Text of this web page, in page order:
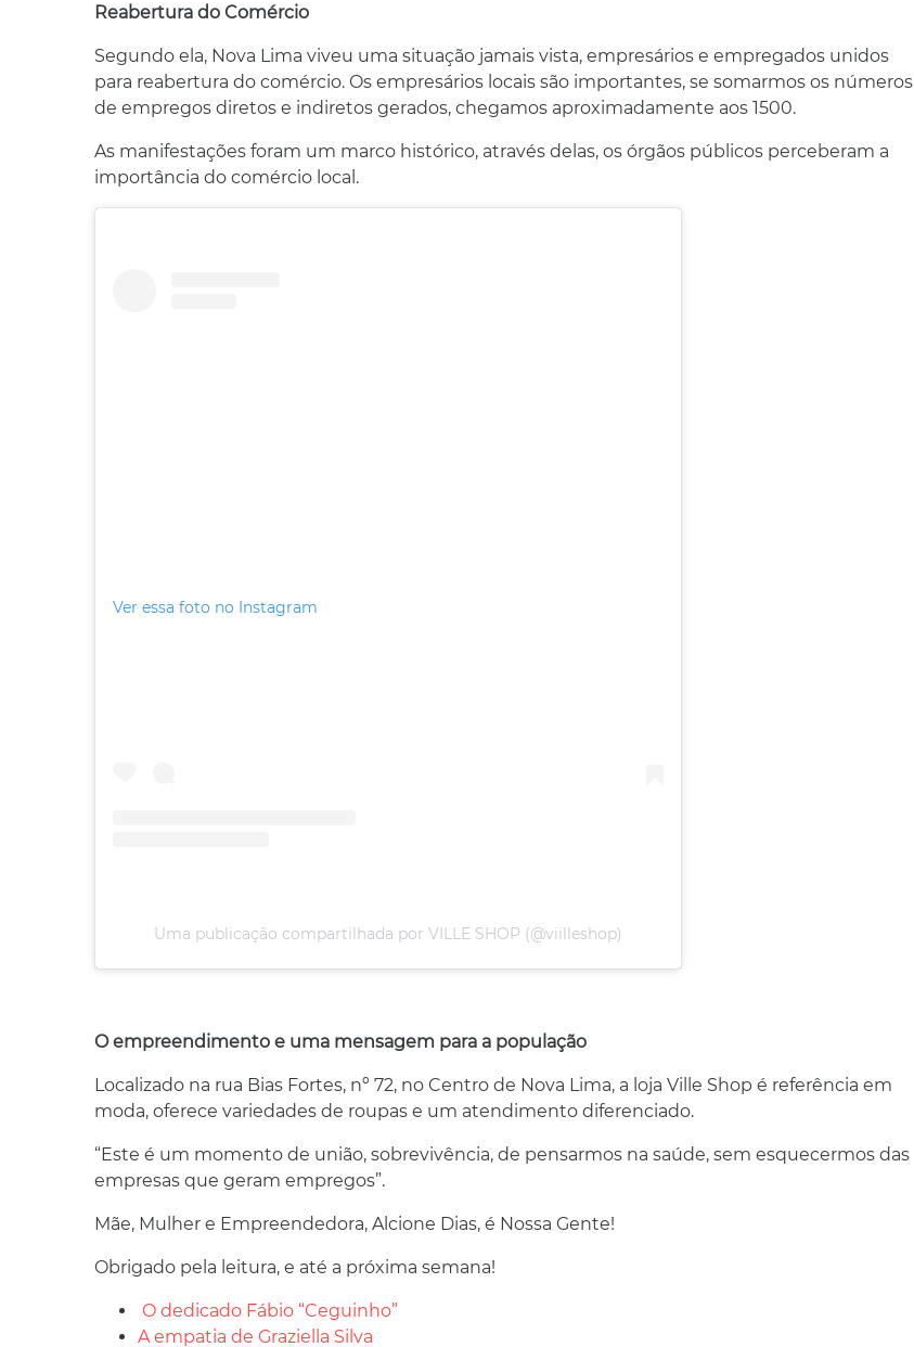
Reabertura do Comércio
Segundo ela, Nova Lima viveu uma situação jamais vista, empresários e empregados unidos
para reabertura do comércio. Os empresários locais são importantes, se somarmos os números
de empregos diretos e indiretos gerados, chegamos aproximadamente aos 1500.
As manifestações foram um marco histórico, através delas, os órgãos públicos perceberam a
importância do comércio local.
Ver essa foto no Instagram
Uma publicação compartilhada por VILLE SHOP (@viilleshop)
O empreendimento e uma mensagem para a população
Localizado na rua Bias Fortes, nº 72, no Centro de Nova Lima, a loja Ville Shop é referência em
moda, oferece variedades de roupas e um atendimento diferenciado.
“Este é um momento de união, sobrevivência, de pensarmos na saúde, sem esquecermos das
empresas que geram empregos”.
Mãe, Mulher e Empreendedora, Alcione Dias, é Nossa Gente!
Obrigado pela leitura, e até a próxima semana!
O dedicado Fábio “Ceguinho”
A empatia de Graziella Silva